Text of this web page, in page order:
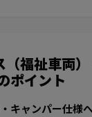
（福祉車両
ポイント
キャンパー仕様